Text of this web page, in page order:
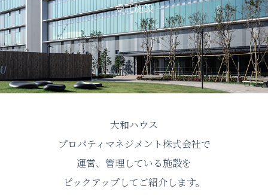
受託施設
大和ハウス
プロパティマネジメント株式会社で
運営、管理している施設を
ピックアップしてご紹介します。